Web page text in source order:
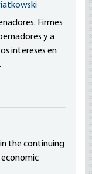
Firmes
y a
intereses en
the continuing